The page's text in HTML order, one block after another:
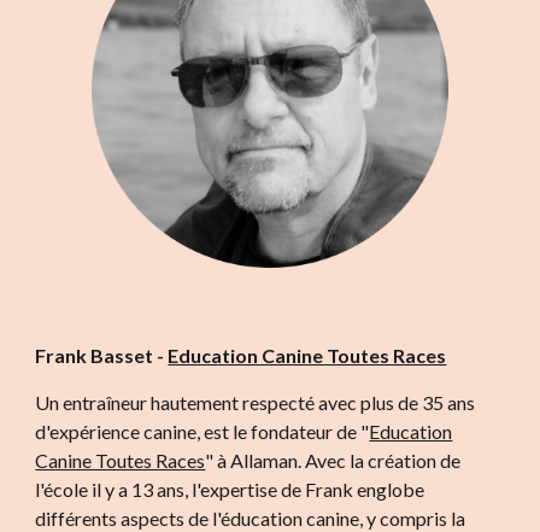
Frank Basset - Education Canine Toutes Races
Un entraîneur hautement respecté avec plus de 35 ans
d'expérience canine, est le fondateur de "Education
Canine Toutes Races" à Allaman. Avec la création de
l'école il y a 13 ans, l'expertise de Frank englobe
différents aspects de l'éducation canine, y compris la